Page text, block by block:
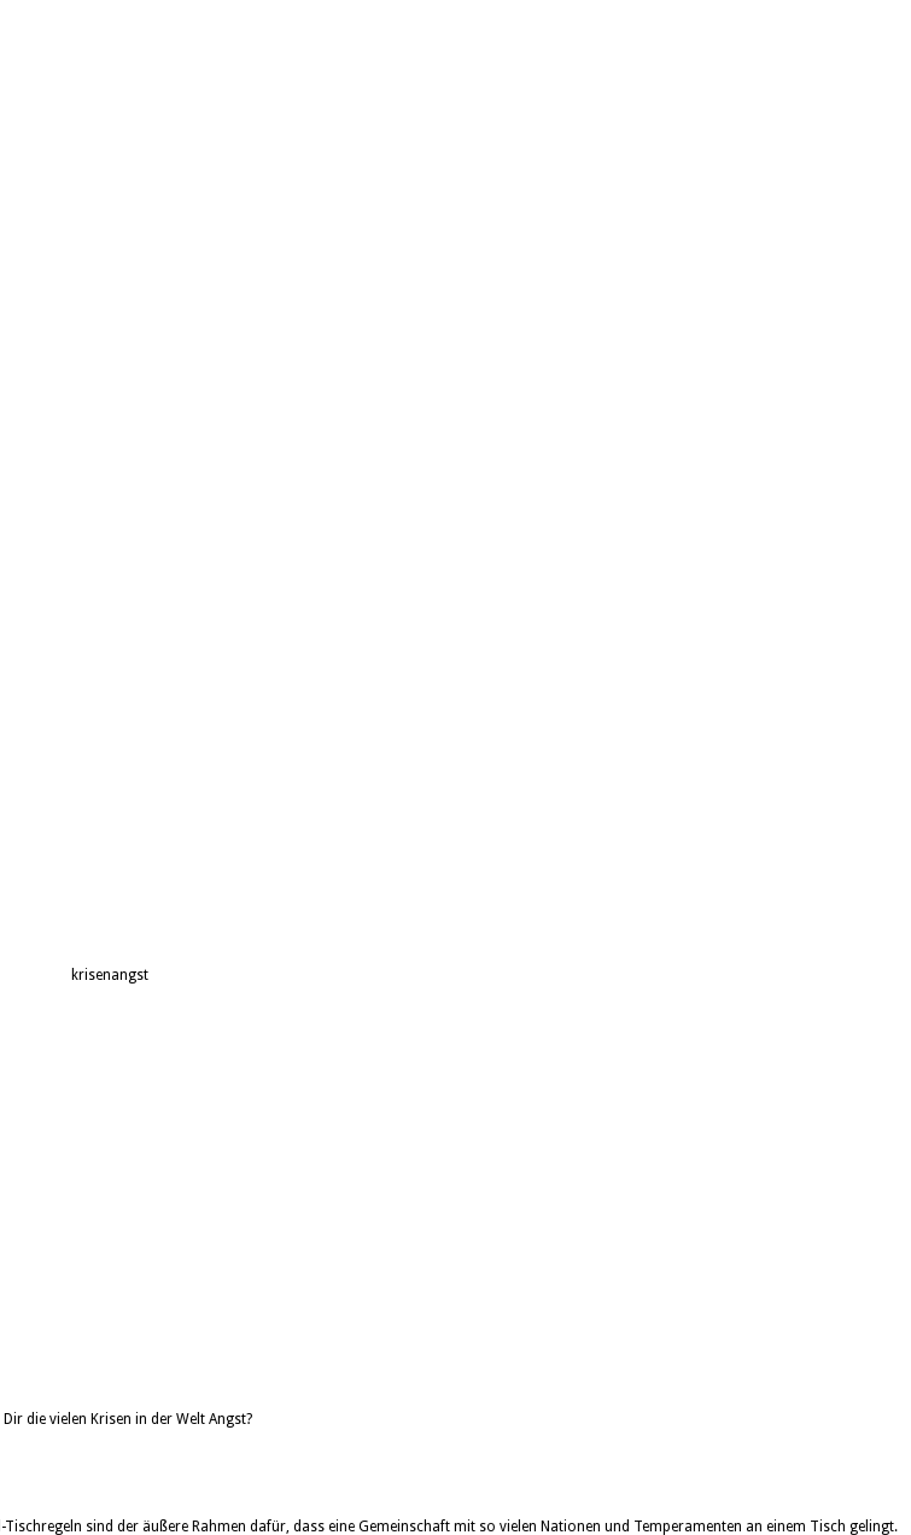
Dir die vielen Krisen in der Welt Angst?
sind der äußere Rahmen dafür, dass eine Gemeinschaft mit so vielen Nationen und Temperamenten an einem Tisch gelingt.